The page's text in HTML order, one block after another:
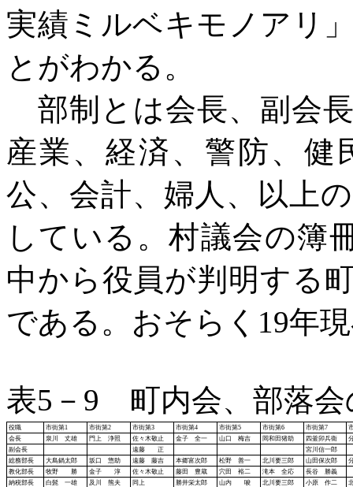
実績ミルベキモノアリ
とがわかる。
部制とは会長、副会
産業、経済、警防、健
公、会計、婦人、以上の
している。村議会の簿
中から役員が判明する
である。おそらく19年
表5－9 町内会、部落会
役職 市街第1 市街第2 市街第3 市街第4 市街第5 市街第6 市街第7
会長
泉川 丈雄 門上 浄照 佐々木敬止 金子 全一 山口 梅吉 岡和田猪助 四釜卯兵衛
副会長
遠藤 正
宮川信一郎
総務部長
大島鍋太郎 坂口 惣助 遠藤 藤吉 本郷富次郎 松野 善一 北川要三郎 山田保次郎
教化部長
牧野 勝 金子 淳 佐々木敬止 藤田 豊蔵 穴田 裕二 滝本 全応
長谷 勝義
納税部長
白髭 一雄 及川 熊夫 同上 勝井栄太郎 山内 唆 北川要三郎 小原 作二